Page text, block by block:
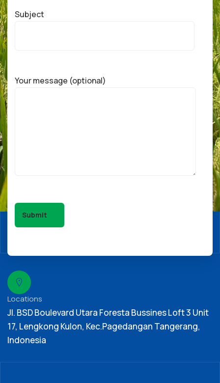
Subject
Your message (optional)
Locations
Jl. BSD Boulevard Utara Foresta Bussines Loft 3 Unit
17, Lengkong Kulon, Kec.Pagedangan Tangerang,
Indonesia